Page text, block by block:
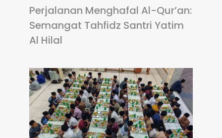
Perjalanan Menghafal Al-Qur’an:
Semangat Tahfidz Santri Yatim
Al Hilal